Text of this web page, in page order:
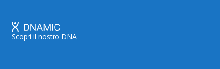
Scopri il nostro DNA